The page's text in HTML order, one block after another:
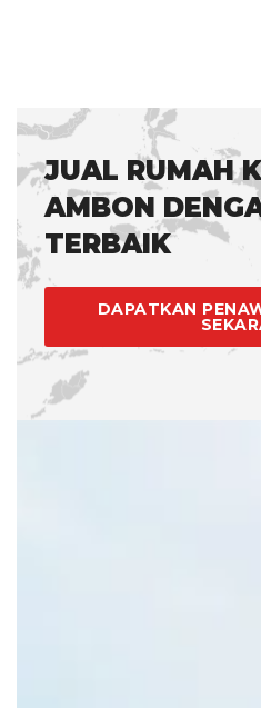
JUAL RUMAH
AMBON
TERBAIK
DAPATKAN